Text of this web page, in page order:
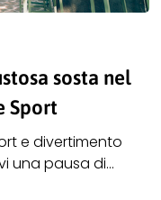
sosta nel
Sport
e divertimento
una pausa di